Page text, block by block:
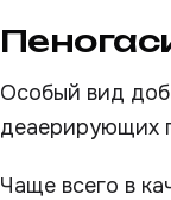
Особый вид
деаерирующих
Чаще всего в